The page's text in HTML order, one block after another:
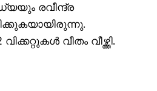
രവീന്ദ്ര
വീതം വീഴ്ത്തി.